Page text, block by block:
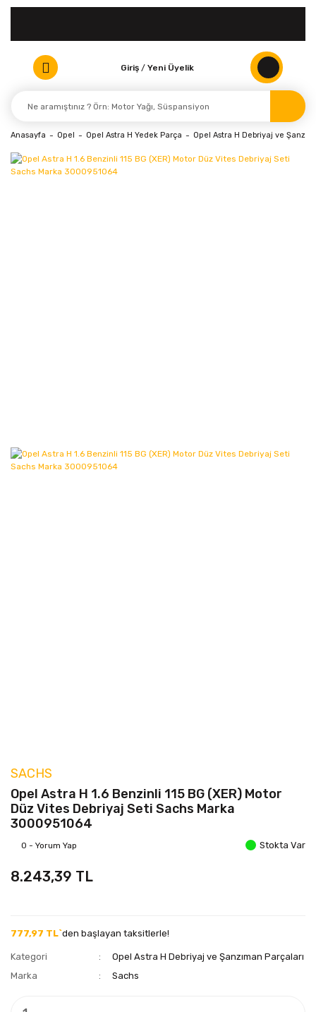
Giriş / Yeni Üyelik
Anasayfa Opel Opel Astra H Yedek Parça Opel Astra H Debriyaj ve
SACHS
Opel Astra H 1.6 Benzinli 115 BG (XER) Motor
Düz Vites Debriyaj Seti Sachs Marka
3000951064
0 - Yorum Yap Stokta Var
8.243,39 TL
777,97 TL`den başlayan taksitlerle!
Kategori
Opel Astra H Debriyaj ve Şanzıman Parçaları
Marka
Sachs